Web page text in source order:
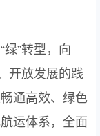
”转型，向
开放发展的践
通高效、绿色
运体系，全面